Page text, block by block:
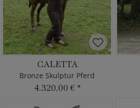
CALETTA
Bronze Skulptur Pferd
4.320,00 € *